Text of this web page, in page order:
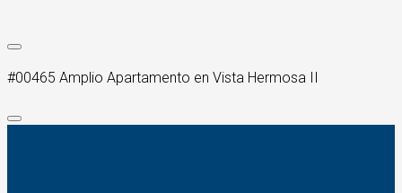
#00465 Amplio Apartamento en Vista Hermosa II